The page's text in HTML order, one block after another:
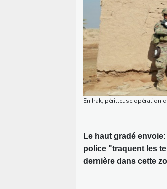
En Irak, périlleuse opération
Le haut gradé
police "traquent les
dernière dans cette